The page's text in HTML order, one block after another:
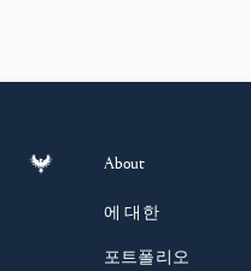
About
에 대한
포트폴리오